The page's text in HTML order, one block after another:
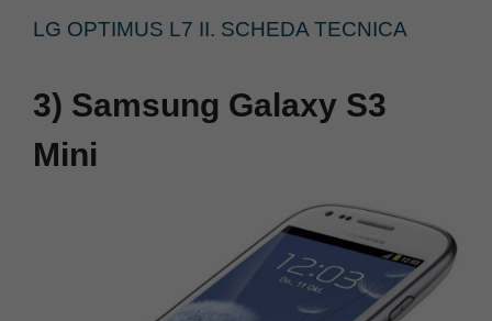
LG OPTIMUS L7 II. SCHEDA TECNICA
3) Samsung Galaxy S3
Mini